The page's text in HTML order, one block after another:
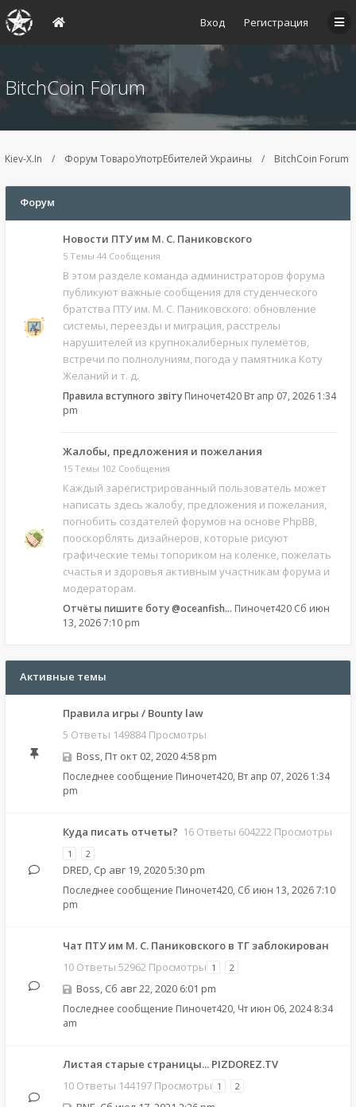
Вход Регистрация
BitchCoin Forum
Kiev-X.In Форум ТовароУпотрЕбителей Украины BitchCoin Forum
Форум
Новости ПТУ им М. С. Паниковского
5 Темы 44 Сообщения
В этом разделе команда администраторов форума
публикуют важные сообщения для студенческого
братства ПТУ им. М. С. Паниковского: обновление
системы, переезды и миграция, расстрелы
нарушителей из крупнокалиберных пулемётов,
встречи по полнолуниям, погода у памятника Коту
Желаний и т. д.
Правила вступного звіту Пиночет420 Вт апр 07, 2026 1:34
pm
Жалобы, предложения и пожелания
15 Темы 102 Сообщения
Каждый зарегистрированный пользователь может
написать здесь жалобу, предложения и пожелания,
погнобить создателей форумов на основе PhpBB,
пооскорблять дизайнеров, которые рисуют
графические темы топориком на коленке, пожелать
счастья и здоровья активным участникам форума и
модераторам.
Отчёты пишите боту @oceanfish… Пиночет420 Сб июн
13, 2026 7:10 pm
Активные темы
Правила игры / Bounty law
5 Ответы 149884 Просмотры
Boss, Пт окт 02, 2020 4:58 pm
Последнее сообщение Пиночет420, Вт апр 07, 2026 1:34
pm
Куда писать отчеты? 16 Ответы 604222 Просмотры
1 2
DRED, Ср авг 19, 2020 5:30 pm
Последнее сообщение Пиночет420, Сб июн 13, 2026 7:10
pm
Чат ПТУ им М. С. Паниковского в ТГ заблокирован
10 Ответы 52962 Просмотры 1 2
Boss, Сб авг 22, 2020 6:01 pm
Последнее сообщение Пиночет420, Чт июн 06, 2024 8:34
am
Листая старые страницы... PIZDOREZ.TV
10 Ответы 144197 Просмотры 1 2